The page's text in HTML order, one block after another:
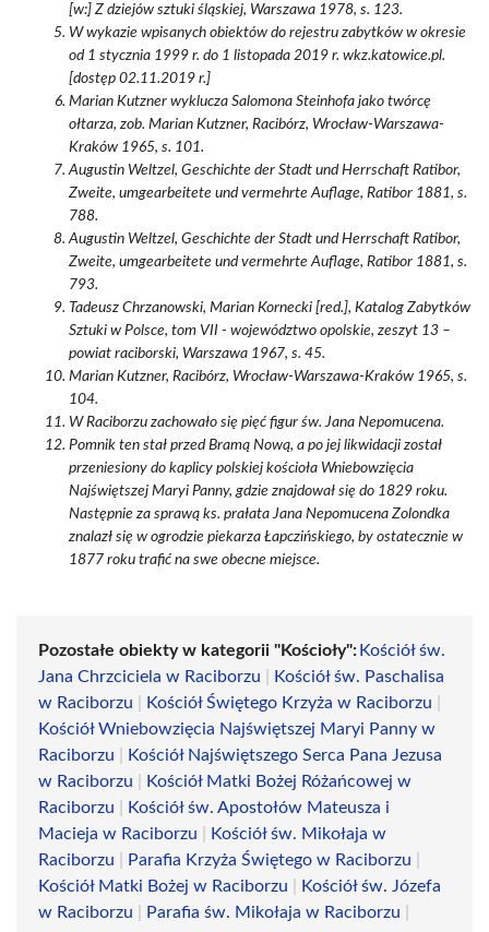
[w:] Z dziejów sztuki śląskiej, Warszawa 1978, s. 123.
W wykazie wpisanych obiektów do rejestru zabytków w okresie
od 1 stycznia 1999 r. do 1 listopada 2019 r. wkz.katowice.pl.
[dostęp 02.11.2019 r.]
Marian Kutzner wyklucza Salomona Steinhofa jako twórcę
ołtarza, zob. Marian Kutzner, Racibórz, Wrocław-Warszawa-
Kraków 1965, s. 101.
Augustin Weltzel, Geschichte der Stadt und Herrschaft Ratibor,
Zweite, umgearbeitete und vermehrte Auflage, Ratibor 1881, s.
788.
Augustin Weltzel, Geschichte der Stadt und Herrschaft Ratibor,
Zweite, umgearbeitete und vermehrte Auflage, Ratibor 1881, s.
793.
Tadeusz Chrzanowski, Marian Kornecki [red.], Katalog Zabytków
Sztuki w Polsce, tom VII - województwo opolskie, zeszyt 13 –
powiat raciborski, Warszawa 1967, s. 45.
Marian Kutzner, Racibórz, Wrocław-Warszawa-Kraków 1965, s.
104.
W Raciborzu zachowało się pięć figur św. Jana Nepomucena.
Pomnik ten stał przed Bramą Nową, a po jej likwidacji został
przeniesiony do kaplicy polskiej kościoła Wniebowzięcia
Najświętszej Maryi Panny, gdzie znajdował się do 1829 roku.
Następnie za sprawą ks. prałata Jana Nepomucena Zolondka
znalazł się w ogrodzie piekarza Łapczińskiego, by ostatecznie w
1877 roku trafić na swe obecne miejsce.
Pozostałe obiekty w kategorii "Kościoły": Kościół św.
Jana Chrzciciela w Raciborzu
Kościół św. Paschalisa
w Raciborzu
Kościół Świętego Krzyża w Raciborzu
Kościół Wniebowzięcia Najświętszej Maryi Panny w
Raciborzu
Kościół Najświętszego Serca Pana Jezusa
w Raciborzu
Kościół Matki Bożej Różańcowej w
Raciborzu
Kościół św. Apostołów Mateusza i
Macieja w Raciborzu
Kościół św. Mikołaja w
Raciborzu
Parafia Krzyża Świętego w Raciborzu
Kościół Matki Bożej w Raciborzu
Kościół św. Józefa
w Raciborzu
Parafia św. Mikołaja w Raciborzu